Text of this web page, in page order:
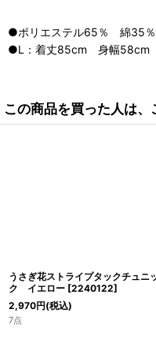
●ポリエステル65％ 綿35％
●L：着丈85cm 身幅58cm
この商品を買った人は
うさぎ花ストライプタックチュニ
ク イエロー [2240122]
2,970円(税込)
7点